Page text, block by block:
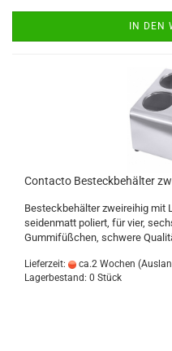
IN DEN
Contacto Besteckbehälter
Besteckbehälter zweireihig mit
seidenmatt poliert, für vier,
Gummifüßchen, schwere
Lieferzeit: ca.2 Wochen
Lagerbestand: 0 Stück